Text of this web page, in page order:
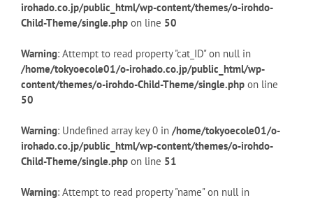
irohado.co.jp/public_html/wp-content/themes/o-irohdo-
Child-Theme/single.php on line 50
Warning: Attempt to read property "cat_ID" on null in
/home/tokyoecole01/o-irohado.co.jp/public_html/wp-
content/themes/o-irohdo-Child-Theme/single.php on line
50
Warning: Undefined array key 0 in /home/tokyoecole01/o-
irohado.co.jp/public_html/wp-content/themes/o-irohdo-
Child-Theme/single.php on line 51
Warning: Attempt to read property "name" on null in